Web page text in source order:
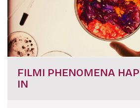
FILMI PHENOMENA
IN